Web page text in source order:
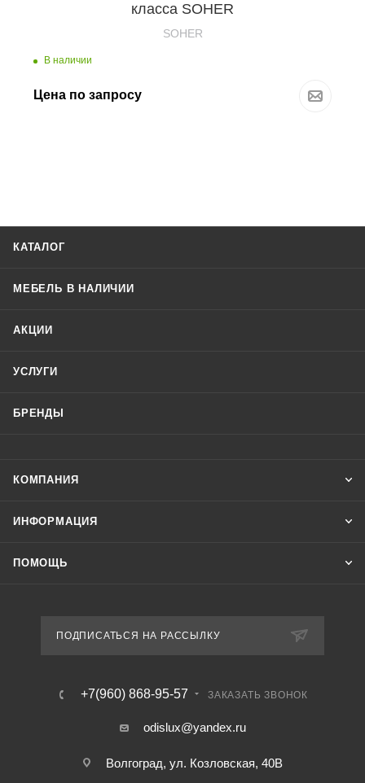
класса SOHER
SOHER
В наличии
Цена по запросу
КАТАЛОГ
МЕБЕЛЬ В НАЛИЧИИ
АКЦИИ
УСЛУГИ
БРЕНДЫ
КОМПАНИЯ
ИНФОРМАЦИЯ
ПОМОЩЬ
ПОДПИСАТЬСЯ НА РАССЫЛКУ
+7(960) 868-95-57 ЗАКАЗАТЬ ЗВОНОК
odislux@yandex.ru
Волгоград, ул. Козловская, 40В